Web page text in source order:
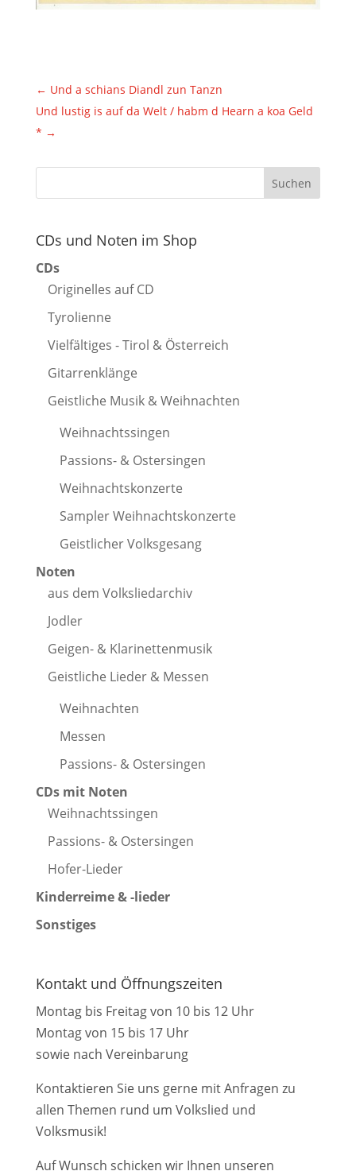
← Und a schians Diandl zun Tanzn
Und lustig is auf da Welt / habm d Hearn a koa Geld
* →
CDs und Noten im Shop
CDs
Originelles auf CD
Tyrolienne
Vielfältiges - Tirol & Österreich
Gitarrenklänge
Geistliche Musik & Weihnachten
Weihnachtssingen
Passions- & Ostersingen
Weihnachtskonzerte
Sampler Weihnachtskonzerte
Geistlicher Volksgesang
Noten
aus dem Volksliedarchiv
Jodler
Geigen- & Klarinettenmusik
Geistliche Lieder & Messen
Weihnachten
Messen
Passions- & Ostersingen
CDs mit Noten
Weihnachtssingen
Passions- & Ostersingen
Hofer-Lieder
Kinderreime & -lieder
Sonstiges
Kontakt und Öffnungszeiten
Montag bis Freitag von 10 bis 12 Uhr
Montag von 15 bis 17 Uhr
sowie nach Vereinbarung
Kontaktieren Sie uns gerne mit Anfragen zu
allen Themen rund um Volkslied und
Volksmusik!
Auf Wunsch schicken wir Ihnen unseren